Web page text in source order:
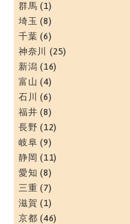
群馬 (1)
埼玉 (8)
千葉 (6)
神奈川
(25)
新潟 (16)
富山 (4)
石川 (6)
福井 (8)
長野 (12)
岐阜 (9)
静岡 (11)
愛知 (8)
三重 (7)
滋賀 (1)
京都 (46)